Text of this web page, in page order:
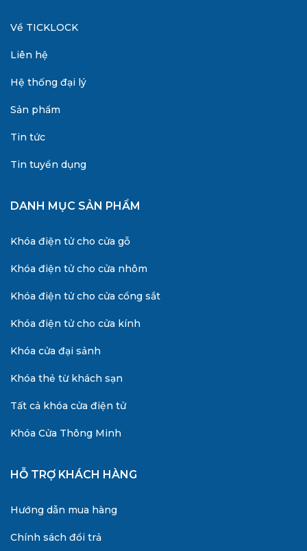
Về TICKLOCK
Liên hệ
Hệ thống đại lý
Sản phẩm
Tin tức
Tin tuyển dụng
DANH MỤC SẢN PHẨM
Khóa điện tử cho cửa gỗ
Khóa điện tử cho cửa nhôm
Khóa điện tử cho cửa cổng sắt
Khóa điện tử cho cửa kính
Khóa cửa đại sảnh
Khóa thẻ từ khách sạn
Tất cả khóa cửa điện tử
Khóa Cửa Thông Minh
HỖ TRỢ KHÁCH HÀNG
Hướng dẫn mua hàng
Chính sách đổi trả